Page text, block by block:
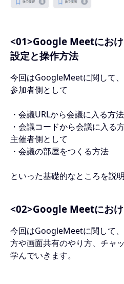
<01>Google Meetにお
設定と操作方法
今回はGoogleMeetに関して、
参加者側として
・会議URLから会議に入る方法
・会議コードから会議に入る
主催者側として
・会議の部屋をつくる方法
といった基礎的なところを説
<02>Google Meetにお
今回はGoogleMeetに関して
方や画面共有のやり方、チャ
学んでいきます。